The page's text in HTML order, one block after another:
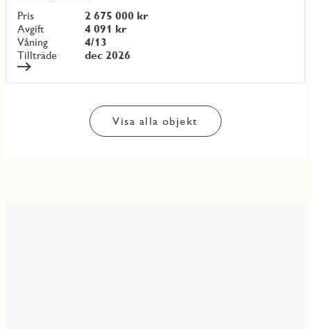
Pris
2 675 000 kr
Avgift
4 091 kr
Våning
4/13
Tillträde
dec 2026
objekt
{objectNumber}
Visa alla objekt